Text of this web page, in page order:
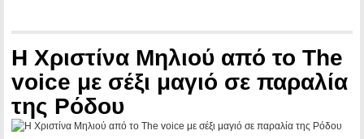
Η Χριστίνα Μηλιού από το Τhe
voice με σέξι μαγιό σε παραλία
της Ρόδου